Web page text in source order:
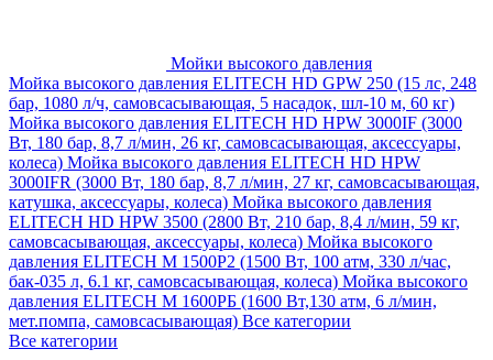
Мойки высокого давления
Мойка высокого давления ELITECH HD GPW 250 (15 лс, 248
бар, 1080 л/ч, самовсасывающая, 5 насадок, шл-10 м, 60 кг)
Мойка высокого давления ELITECH HD HPW 3000IF (3000
Вт, 180 бар, 8,7 л/мин, 26 кг, самовсасывающая, аксессуары,
колеса) Мойка высокого давления ELITECH HD HPW
3000IFR (3000 Вт, 180 бар, 8,7 л/мин, 27 кг, самовсасывающая,
катушка, аксессуары, колеса) Мойка высокого давления
ELITECH HD HPW 3500 (2800 Вт, 210 бар, 8,4 л/мин, 59 кг,
самовсасывающая, аксессуары, колеса) Мойка высокого
давления ELITECH M 1500P2 (1500 Вт, 100 атм, 330 л/час,
бак-035 л, 6.1 кг, самовсасывающая, колеса) Мойка высокого
давления ELITECH М 1600РБ (1600 Вт,130 атм, 6 л/мин,
мет.помпа, самовсасывающая) Все категории
Все категории